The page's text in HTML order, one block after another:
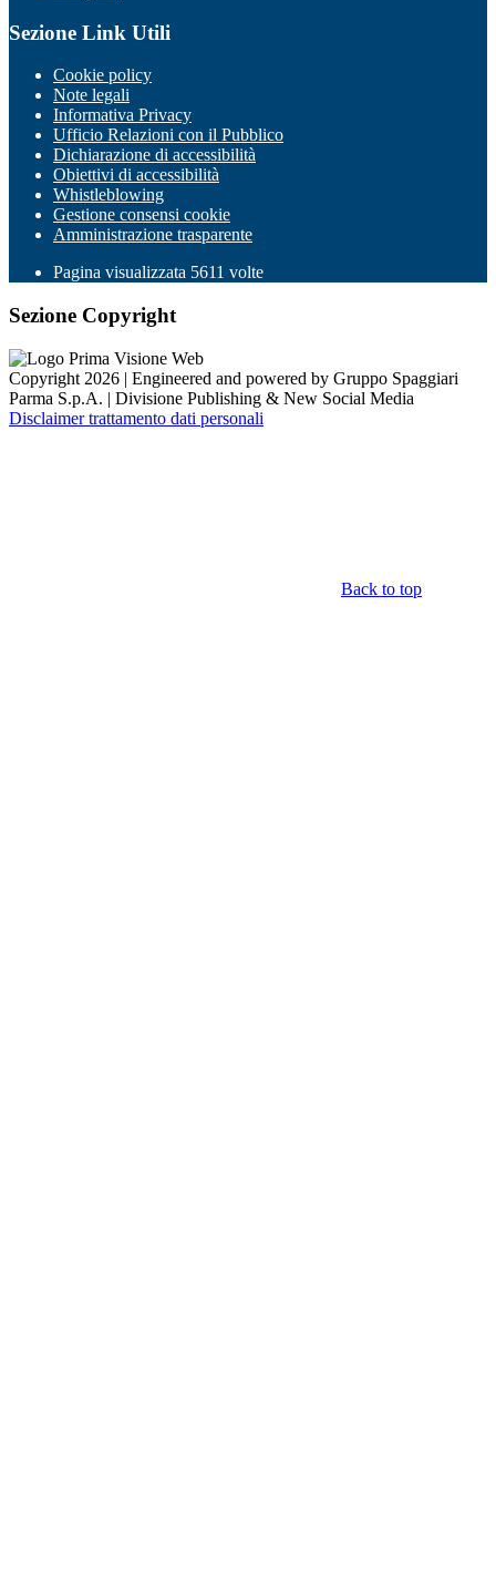
Sezione Link Utili
Cookie policy
Note legali
Informativa Privacy
Ufficio Relazioni con il Pubblico
Dichiarazione di accessibilità
Obiettivi di accessibilità
Whistleblowing
Gestione consensi cookie
Amministrazione trasparente
Pagina visualizzata 5611 volte
Sezione Copyright
Copyright 2026 | Engineered and powered by Gruppo Spaggiari
Parma S.p.A. | Divisione Publishing & New Social Media
Disclaimer trattamento dati personali
Back to top